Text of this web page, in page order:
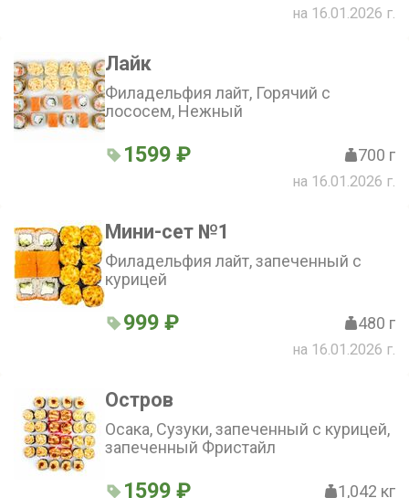
на 16.01.2026 г.
Лайк
Филадельфия лайт, Горячий с
лососем, Нежный
1599 ₽ 700 г
на 16.01.2026 г.
Мини-сет №1
Филадельфия лайт, запеченный с
курицей
999 ₽ 480 г
на 16.01.2026 г.
Остров
Осака, Сузуки, запеченный с курицей,
запеченный Фристайл
1599 ₽ 1,042 кг